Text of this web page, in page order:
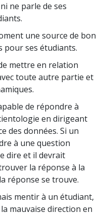
ne parle de ses
une source de bon
pour ses étudiants.
mettre en relation
toute autre partie et
de répondre à
en dirigeant
des données. Si un
à une question
dire et il devrait
la réponse à la
réponse se trouve.
mentir à un étudiant,
mauvaise direction en